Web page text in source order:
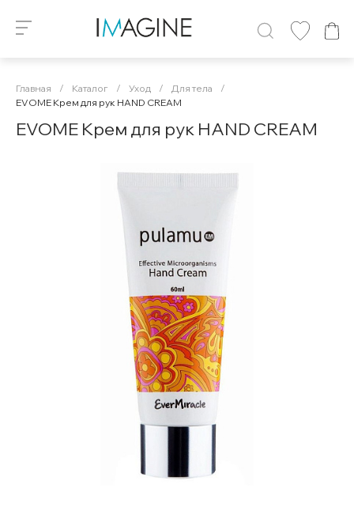
Главная / Каталог / Уход / Для тела
/
EVOME Крем для рук HAND CREAM
EVOME Крем для рук HAND CREAM